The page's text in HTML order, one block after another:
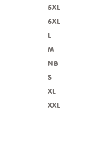
5XL
6XL
L
M
NB
S
XL
XXL